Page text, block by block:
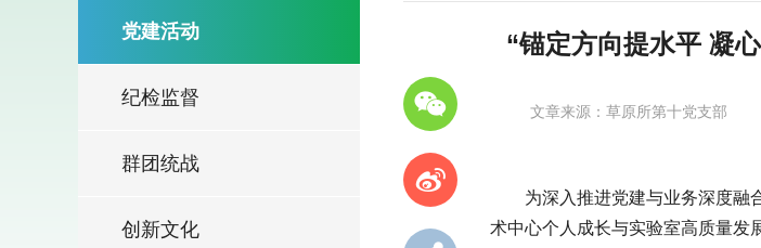
党建活动
纪检监督
群团统战
创新文化
“锚定方向提水平 凝
文章来源：草原所第十党支部
为深入推进党建与业务深度融
术中心个人成长与实验室高质量发